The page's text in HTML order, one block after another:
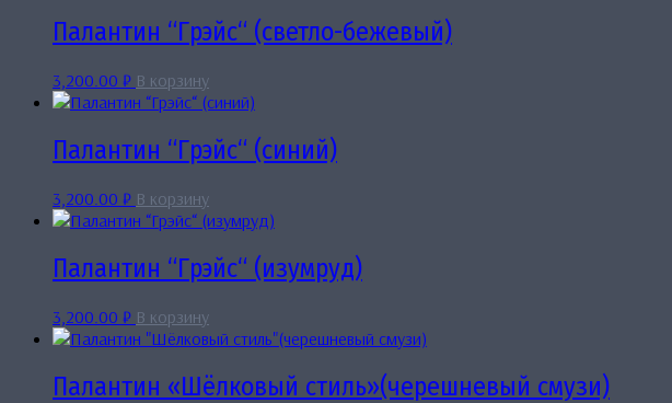
Палантин “Грэйс“ (светло-бежевый)
3,200.00 ₽ В корзину
Палантин “Грэйс“ (синий)
3,200.00 ₽ В корзину
Палантин “Грэйс“ (изумруд)
3,200.00 ₽ В корзину
Палантин «Шёлковый стиль»(черешневый смузи)